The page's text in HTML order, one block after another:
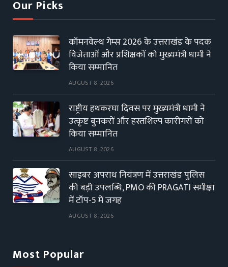
Our Picks
कॉमनवेल्थ गेम्स 2026 के उत्तराखंड के पदक
विजेताओं और प्रशिक्षकों को मुख्यमंत्री धामी ने
किया सम्मानित
AUGUST 8, 2026
राष्ट्रीय हथकरघा दिवस पर मुख्यमंत्री धामी ने
उत्कृष्ट बुनकरों और हस्तशिल्प कारीगरों को
किया सम्मानित
AUGUST 8, 2026
साइबर अपराध नियंत्रण में उत्तराखंड पुलिस
की बड़ी उपलब्धि, PMO की PRAGATI समीक्षा
में टॉप-5 में जगह
AUGUST 8, 2026
Most Popular